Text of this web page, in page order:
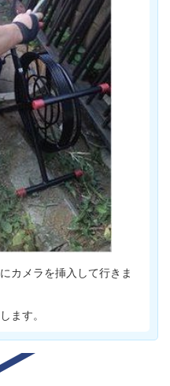
カメラを挿入して行きま
ます。